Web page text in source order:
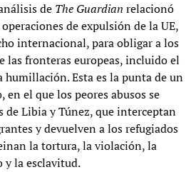
de The Guardian relacionó
de expulsión de la UE,
internacional, para obligar a los
las fronteras europeas, incluido el
humillación. Esta es la punta de un
el que los peores abusos se
de Libia y Túnez, que interceptan
y devuelven a los refugiados
la tortura, la violación, la
y la esclavitud.